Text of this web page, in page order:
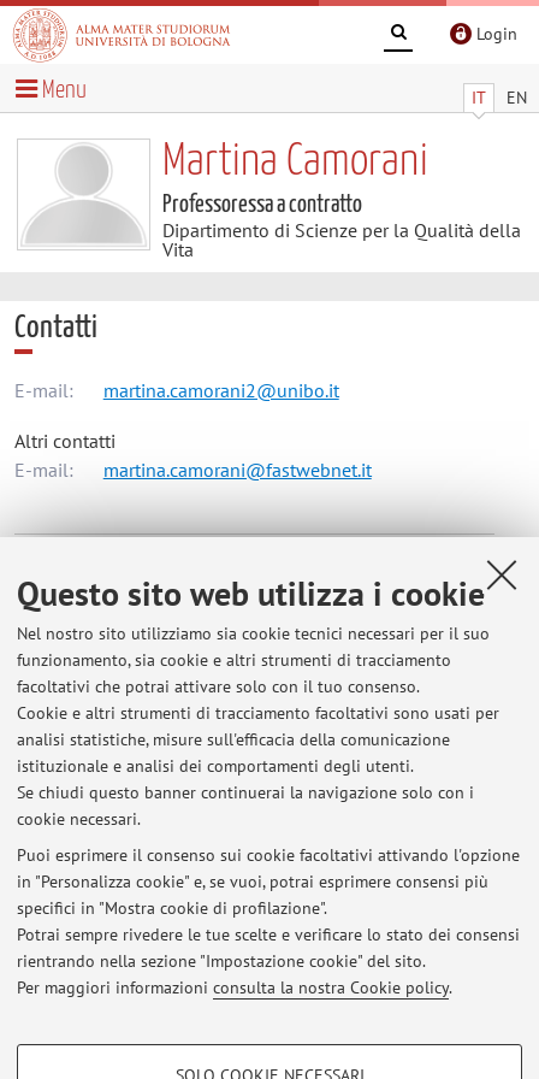
Questo sito web utilizza i cookie
Nel nostro sito utilizziamo sia cookie tecnici necessari per il suo
funzionamento, sia cookie e altri strumenti di tracciamento
facoltativi che potrai attivare solo con il tuo consenso.
Cookie e altri strumenti di tracciamento facoltativi sono usati per
analisi statistiche, misure sull'efficacia della comunicazione
istituzionale e analisi dei comportamenti degli utenti.
Se chiudi questo banner continuerai la navigazione solo con i
cookie necessari.
Puoi esprimere il consenso sui cookie facoltativi attivando l'opzione
in "Personalizza cookie" e, se vuoi, potrai esprimere consensi più
specifici in "Mostra cookie di profilazione".
Potrai sempre rivedere le tue scelte e verificare lo stato dei consensi
rientrando nella sezione "Impostazione cookie" del sito.
Per maggiori informazioni consulta la nostra Cookie policy.
COOKIE DI PROFILAZIONE - FACOLTATIVI
Login
IT EN
Menu
Martina Camorani
Professoressa a contratto
Dipartimento di Scienze per la Qualità della
Vita
Contatti
E-mail: martina.camorani2@unibo.it
Altri contatti
E-mail:
martina.camorani@fastwebnet.it
Corso D'Augusto 237, Rimini -Vai alla mappa
Orario di ricevimento
Bologna: Martedì dalle 14.00 alle 15.00 al Centro Sportivo
Record. Solo su appuntamento.
Rimini: Giovedì dalle 13.00 alle 14.00 solo su appuntamento.
Ultimi avvisi
Al momento non sono presenti avvisi.